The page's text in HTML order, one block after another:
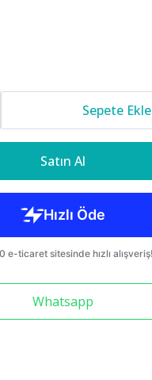
Sepete Ekle
Satın Al
Whatsapp